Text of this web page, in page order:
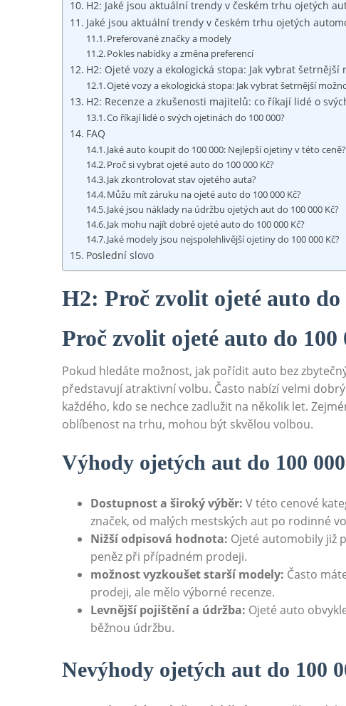
H2: Jaké jsou aktuální trendy v českém trhu ojetých
Jaké jsou aktuální trendy v českém trhu ojetých
Preferované značky a modely
Pokles nabídky a změna preferencí
H2: Ojeté vozy a ekologická stopa: Jak vybrat šetrnější
Ojeté vozy a ekologická stopa: Jak vybrat šetrnější
H2: Recenze a zkušenosti majitelů: co říkají lidé o
Co říkají lidé o svých ojetinách do 100 000?
FAQ
Jaké auto koupit do 100 000: Nejlepší ojetiny v této ceně?
Proč si vybrat ojeté auto do 100 000 Kč?
Jak zkontrolovat stav ojetého auta?
Můžu mít záruku na ojeté auto do 100 000 Kč?
Jaké jsou náklady na údržbu ojetých aut do 100 000 Kč?
Jak mohu najít dobré ojeté auto do 100 000 Kč?
Jaké modely jsou nejspolehlivější ojetiny do 100 000 Kč?
Poslední slovo
H2: Proč zvolit ojeté auto
Proč zvolit ojeté auto do
Pokud hledáte možnost, jak pořídit auto bez
představují atraktivní volbu. Často nabízí velmi
každého, kdo se nechce zadlužit na několik let.
oblíbenost na trhu, mohou být skvělou volbou.
Výhody ojetých aut do 100
Dostupnost a široký výběr: V této cenové
značek, od malých mestských aut po rodinné
Nižší odpisová hodnota: Ojeté automobily již
peněz při případném prodeji.
možnost vyzkoušet starší modely: Často
prodeji, ale mělo výborné recenze.
Levnější pojištění a údržba: Ojeté auto
běžnou údržbu.
Nevýhody ojetých aut do 100